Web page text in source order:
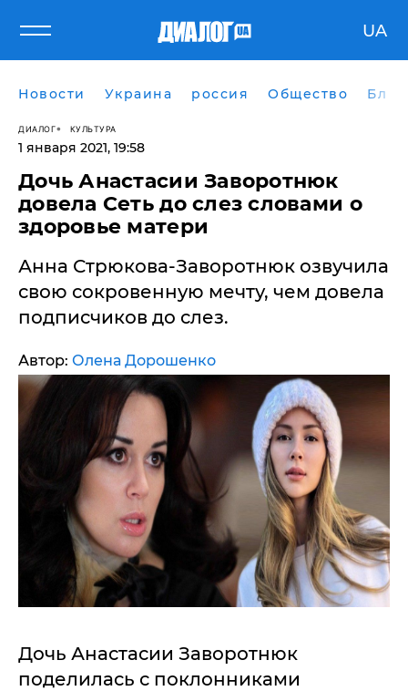
UA
Новости Украина россия Общество
ДИАЛОГ КУЛЬТУРА
1 января 2021, 19:58
Дочь Анастасии Заворотнюк
довела Сеть до слез словами о
здоровье матери
Анна Стрюкова-Заворотнюк озвучила
свою сокровенную мечту, чем довела
подписчиков до слез.
Автор: Олена Дорошенко
Дочь Анастасии Заворотнюк
поделилась с поклонниками